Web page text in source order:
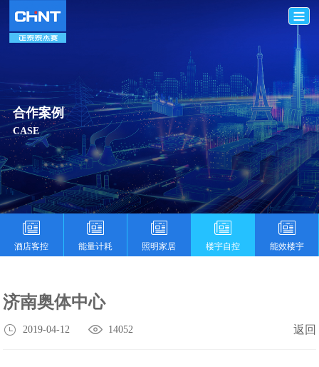
合作案例
CASE
酒店客控 能量计耗 照明家居 楼宇自控 能效楼宇
济南奥体中心
返回
2019-04-12 14052